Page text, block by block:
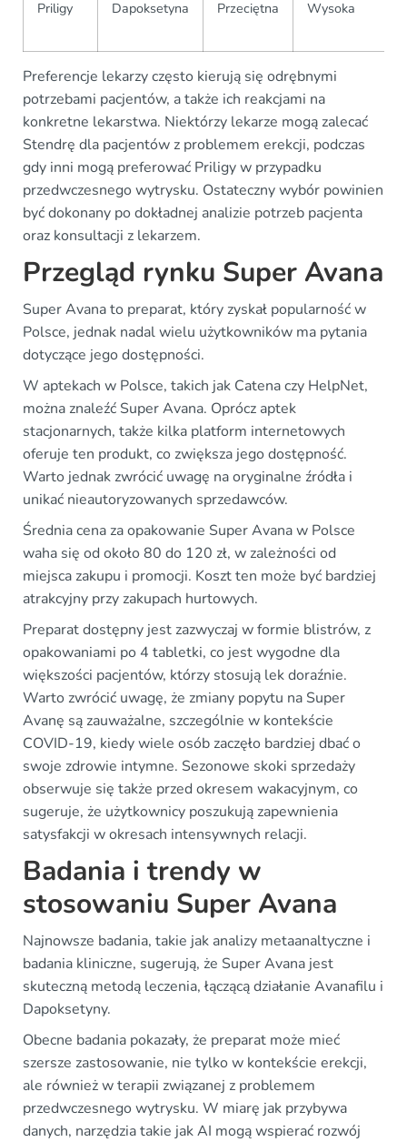
Priligy Dapoksetyna Przeciętna Wysoka
Preferencje lekarzy często kierują się odrębnymi
potrzebami pacjentów, a także ich reakcjami na
konkretne lekarstwa. Niektórzy lekarze mogą zalecać
Stendrę dla pacjentów z problemem erekcji, podczas
gdy inni mogą preferować Priligy w przypadku
przedwczesnego wytrysku. Ostateczny wybór powinien
być dokonany po dokładnej analizie potrzeb pacjenta
oraz konsultacji z lekarzem.
Przegląd rynku Super Avana
Super Avana to preparat, który zyskał popularność w
Polsce, jednak nadal wielu użytkowników ma pytania
dotyczące jego dostępności.
W aptekach w Polsce, takich jak Catena czy HelpNet,
można znaleźć Super Avana. Oprócz aptek
stacjonarnych, także kilka platform internetowych
oferuje ten produkt, co zwiększa jego dostępność.
Warto jednak zwrócić uwagę na oryginalne źródła i
unikać nieautoryzowanych sprzedawców.
Średnia cena za opakowanie Super Avana w Polsce
waha się od około 80 do 120 zł, w zależności od
miejsca zakupu i promocji. Koszt ten może być bardziej
atrakcyjny przy zakupach hurtowych.
Preparat dostępny jest zazwyczaj w formie blistrów, z
opakowaniami po 4 tabletki, co jest wygodne dla
większości pacjentów, którzy stosują lek doraźnie.
Warto zwrócić uwagę, że zmiany popytu na Super
Avanę są zauważalne, szczególnie w kontekście
COVID-19, kiedy wiele osób zaczęło bardziej dbać o
swoje zdrowie intymne. Sezonowe skoki sprzedaży
obserwuje się także przed okresem wakacyjnym, co
sugeruje, że użytkownicy poszukują zapewnienia
satysfakcji w okresach intensywnych relacji.
Badania i trendy w
stosowaniu Super Avana
Najnowsze badania, takie jak analizy metaanaltyczne i
badania kliniczne, sugerują, że Super Avana jest
skuteczną metodą leczenia, łączącą działanie Avanafilu i
Dapoksetyny.
Obecne badania pokazały, że preparat może mieć
szersze zastosowanie, nie tylko w kontekście erekcji,
ale również w terapii związanej z problemem
przedwczesnego wytrysku. W miarę jak przybywa
danych, narzędzia takie jak AI mogą wspierać rozwój